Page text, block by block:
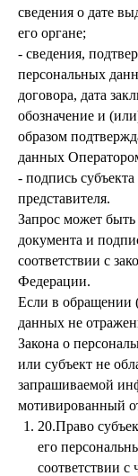
сведения о дате
его органе;
- сведения,
персональных
договора, дата
обозначение и
образом
данных
- подпись
представителя.
Запрос может
документа и
соответствии с
Федерации.
Если в обращении
данных не
Закона о
или субъект не
запрашиваемой
мотивированный
20.Право
его
соответствии с